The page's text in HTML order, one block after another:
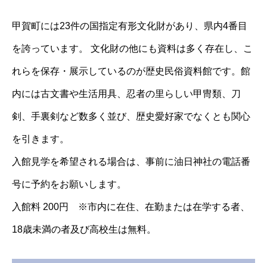
甲賀町には23件の国指定有形文化財があり、県内4番目
を誇っています。 文化財の他にも資料は多く存在し、こ
れらを保存・展示しているのが歴史民俗資料館です。館
内には古文書や生活用具、忍者の里らしい甲冑類、刀
剣、手裏剣など数多く並び、歴史愛好家でなくとも関心
を引きます。
入館見学を希望される場合は、事前に油日神社の電話番
号に予約をお願いします。
入館料 200円 ※市内に在住、在勤または在学する者、
18歳未満の者及び高校生は無料。